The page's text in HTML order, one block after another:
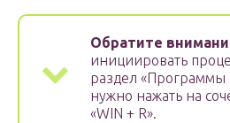
Обратите
инициировать
раздел «Программы
нужно нажать на
«WIN + R».